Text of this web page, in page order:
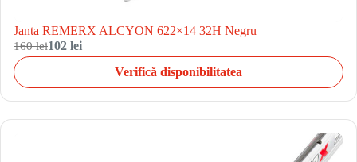
Janta REMERX ALCYON 622×14 32H Negru
160 lei102 lei
Verifică disponibilitatea